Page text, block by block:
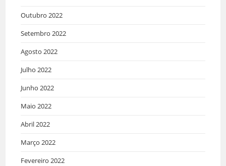
Outubro 2022
Setembro 2022
Agosto 2022
Julho 2022
Junho 2022
Maio 2022
Abril 2022
Março 2022
Fevereiro 2022